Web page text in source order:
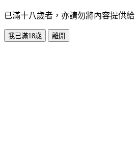
已滿十八歲者，亦請勿將內容提供
我已滿18歲 離開